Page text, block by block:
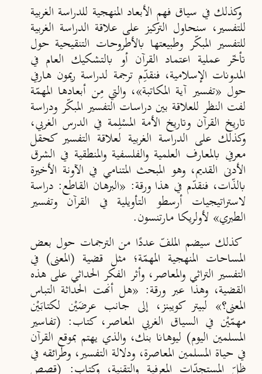
وكذلك في سياق فهم الأبعاد المنهجية للدراسة الغربية
للتفسير، سنحاول التركيز على علاقة الدراسة الغربية
للتفسير المبكّر وطبيعتها بالأطروحات التنقيحية حول
تأخّر عملية اعتماد القرآن أو بالتشكيك العام في
المدونات الإسلامية، فنقدِّم ترجمة لدراسة ريمون هارفي
حول «تفسير آية المكاتبة»، والتي مِن أبعادها المهمّة
لفت النظر للعلاقة بين دراسات التفسير المبكّر ودراسة
تاريخ القرآن وتاريخ الأمة المسْلِمة في الدرس الغربي،
وكذلك على الدراسة الغربية لعلاقة التفسير كحقل
معرفي بالمعارف العلمية والفلسفية والمنطقية في الشرق
الأدنى القديم، وهو المبحث المتنامي في الآونة الأخيرة
بالذّات، فنقدّم في هذا ورقة: «البرهان القاطع: دراسة
لاستراتيجيات أرسطو التأويلية في القرآن وتفسير
الطبري» لأولريكا مارتنسون.
كذلك سيضم الملفّ عددًا من الترجمات حول بعض
المساحات المنهجية المهمّة؛ مثل قضية (المعنى) في
التفسير التراثي والمعاصر، وأثر الفكر الحداثي على هذه
القضية، وهذا عبر ورقة: «هل أنهت الحداثة التباس
المعنى؟» لبيتر كويبنز، إلى جانب عرضَيْن لكتابَيْن
مهمّيْن في السياق الغربي المعاصر، كتاب: (تفاسير
المسلمين اليوم) ليوهانا بنك، والذي يهتم بموقع القرآن
في حياة المسلمين المعاصرة، ودلالة التفسير، وطرائقه في